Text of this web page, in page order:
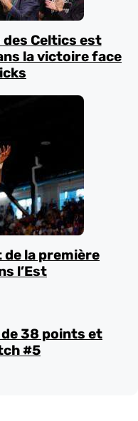
Celtics est
la victoire face
de la première
l’Est
38 points et
#5